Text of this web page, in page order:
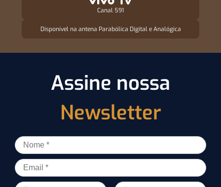
Canal 591
Disponível na antena Parabólica Digital e Analógica
Assine nossa
Newsletter